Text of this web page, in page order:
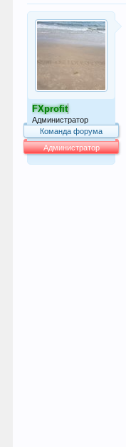
FXprofit
Администратор
Команда форума
Администратор